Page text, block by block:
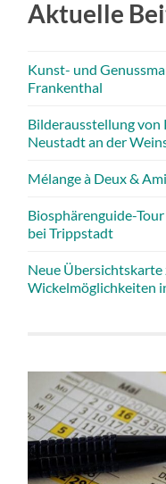
Aktuelle
Kunst- und
Frankenthal
Bilderausstellung von
Neustadt an der
Mélange à Deux &
Biosphärenguide-
bei Trippstadt
Neue
Wickelmöglichkeiten